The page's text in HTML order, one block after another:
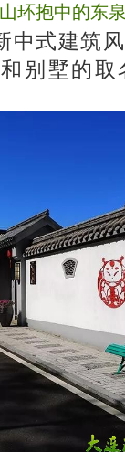
环抱中的东
中式建筑
别墅的